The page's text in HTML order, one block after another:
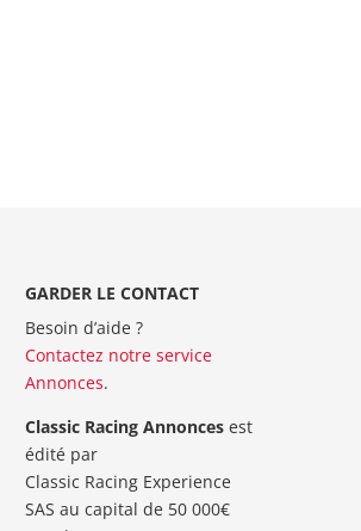
GARDER LE CONTACT
Besoin d’aide ?
Contactez notre service
Annonces.
Classic Racing Annoncesest
édité par
Classic Racing Experience
SAS au capital de 50 000€